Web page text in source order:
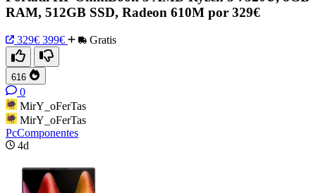
RAM, 512GB SSD, Radeon 610M por 329€
329€ 399€ Gratis
616
0
MirY_oFerTas
MirY_oFerTas
PcComponentes
4d